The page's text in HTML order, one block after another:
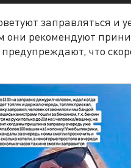
заправляться и
они рекомендуют
что